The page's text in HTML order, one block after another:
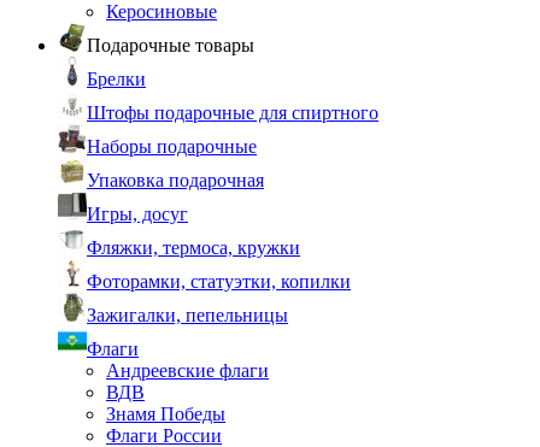
Керосиновые
Подарочные товары
Брелки
Штофы подарочные для спиртного
Наборы подарочные
Упаковка подарочная
Игры, досуг
Фляжки, термоса, кружки
Фоторамки, статуэтки, копилки
Зажигалки, пепельницы
Флаги
Андреевские флаги
ВДВ
Знамя Победы
Флаги России